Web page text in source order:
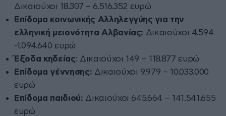
Δικαιούχοι 18.307 – 6.516.352 ευρώ
Επίδομα κοινωνικής Αλληλεγγύης για την
ελληνική μειονότητα Αλβανίας: Δικαιούχοι 4.594
-1.094.640 ευρώ
Έξοδα κηδείας: Δικαιούχοι 149 – 118.877 ευρώ
Επίδομα γέννησης: Δικαιούχοι 9.979 – 10.033.000
ευρώ
Επίδομα παιδιού: Δικαιούχοι 645.664 – 141.541.655
ευρώ